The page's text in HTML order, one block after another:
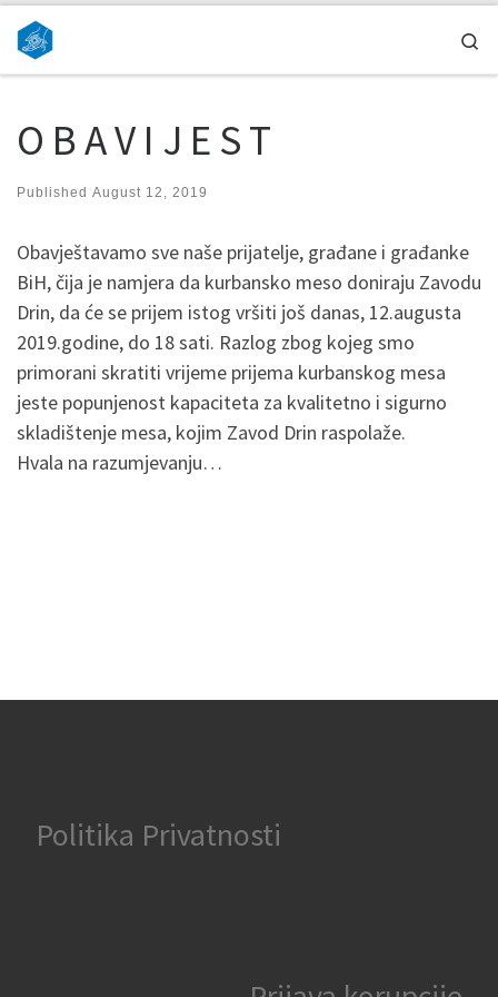
Skip to content
O B A V I J E S T
Published August 12, 2019
Obavještavamo sve naše prijatelje, građane i građanke
BiH, čija je namjera da kurbansko meso doniraju Zavodu
Drin, da će se prijem istog vršiti još danas, 12.augusta
2019.godine, do 18 sati. Razlog zbog kojeg smo
primorani skratiti vrijeme prijema kurbanskog mesa
jeste popunjenost kapaciteta za kvalitetno i sigurno
skladištenje mesa, kojim Zavod Drin raspolaže.
Hvala na razumjevanju…
Politika Privatnosti